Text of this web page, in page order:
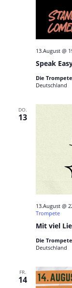
Speak
13.August @
Die
Deutschland
DO.
13
Mit viel
13.August @
Trompete
Die
Deutschland
FR.
14